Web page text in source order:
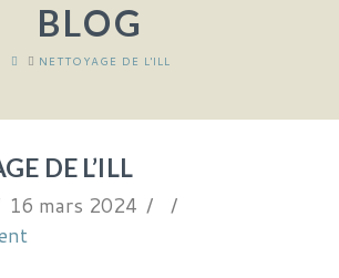
BLOG
HOMENETTOYAGE DE L'ILL
DE L’ILL
16 mars 2024